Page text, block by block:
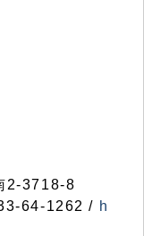
2-3718-8
64-1262 / h